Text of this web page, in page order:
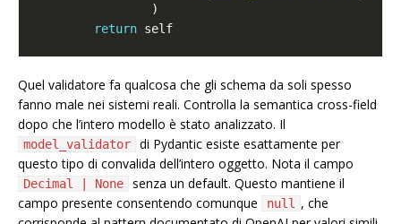
return
Quel validatore fa qualcosa che gli schema da soli spesso
fanno male nei sistemi reali. Controlla la semantica cross-field
dopo che l’intero modello è stato analizzato. Il
model_validator
di Pydantic esiste esattamente per
questo tipo di convalida dell’intero oggetto. Nota il campo
Decimal | None
senza un default. Questo mantiene il
campo presente consentendo comunque
null , che